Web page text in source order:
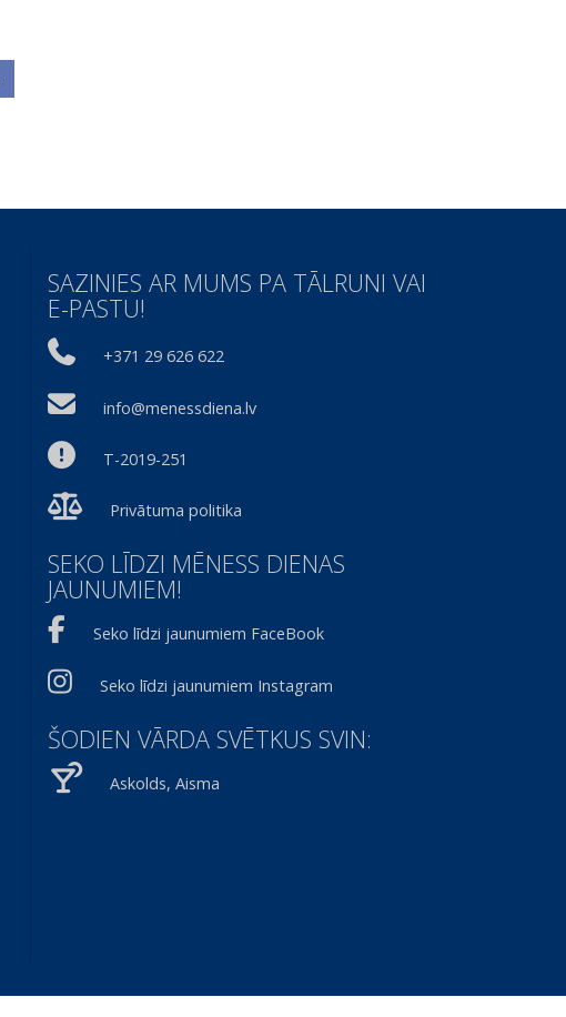
SAZINIES AR MUMS PA TĀLRUNI VAI
E-PASTU!
+371 29 626 622
info@menessdiena.lv
T-2019-251
Privātuma politika
SEKO LĪDZI MĒNESS DIENAS
JAUNUMIEM!
Seko līdzi jaunumiem FaceBook
Seko līdzi jaunumiem Instagram
ŠODIEN VĀRDA SVĒTKUS SVIN:
Askolds, Aisma